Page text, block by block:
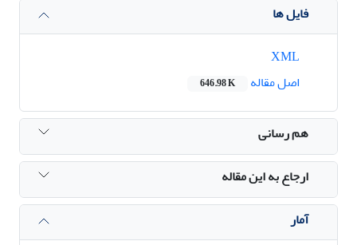
فایل ها
اصل مقاله
646.98 K
هم رسانی
ارجاع به این مقاله
آمار